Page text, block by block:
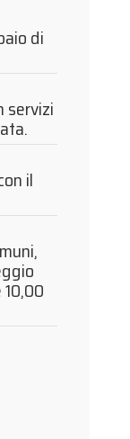
di
servizi
il